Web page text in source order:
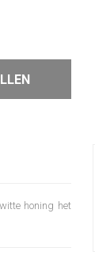
honing het